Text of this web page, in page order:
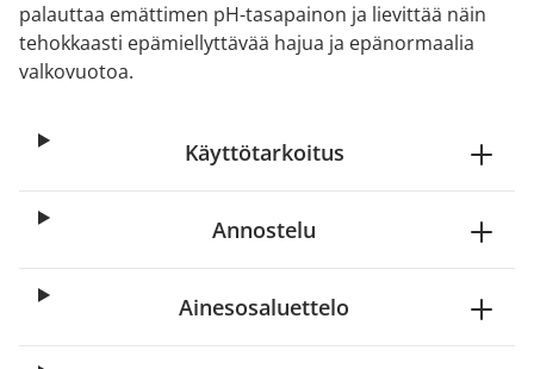
palauttaa emättimen pH-tasapainon ja lievittää näin
tehokkaasti epämiellyttävää hajua ja epänormaalia
valkovuotoa.
Käyttötarkoitus
Annostelu
Ainesosaluettelo